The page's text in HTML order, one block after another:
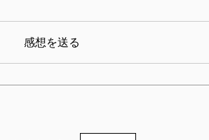
感想を送る